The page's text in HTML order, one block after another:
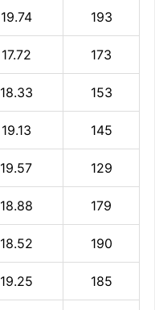
19.74 193
17.72 173
18.33 153
19.13 145
19.57 129
18.88 179
18.52 190
19.25 185